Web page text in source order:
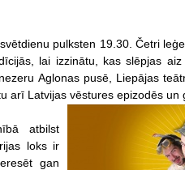
pulksten 19.30. Četri
lai izzinātu, kas slēpjas
Aglonas pusē, Liepājas
arī Latvijas vēstures epizodēs un
atbilst
loks ir
gan